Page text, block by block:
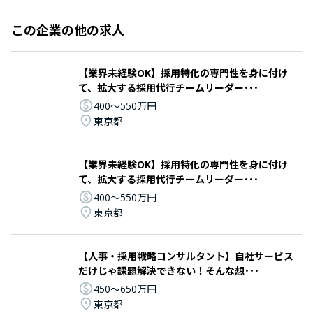
この企業の他の求人
【業界未経験OK】採用特化の専門性を身に付け
て、拡大する採用代行チームリーダー･･･
400〜550万円
東京都
【業界未経験OK】採用特化の専門性を身に付け
て、拡大する採用代行チームリーダー･･･
400〜550万円
東京都
【人事・採用戦略コンサルタント】自社サービス
だけじゃ課題解決できない！そんな想･･･
450〜650万円
東京都